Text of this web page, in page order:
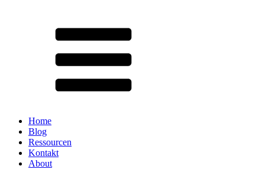
Home
Blog
Ressourcen
Kontakt
About